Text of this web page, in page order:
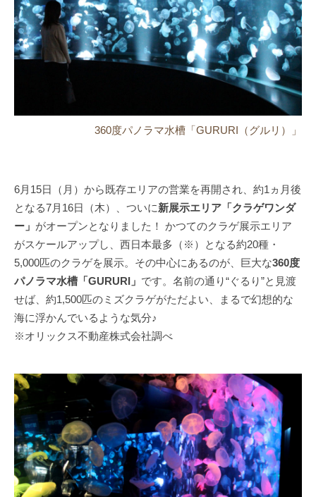
360度パノラマ水槽「GURURI（グルリ）」
6月15日（月）から既存エリアの営業を再開され、約1ヵ月後
となる7月16日（木）、ついに新展示エリア「クラゲワンダ
ー」 がオープンとなりました！ かつてのクラゲ展示エリア
がスケールアップし、西日本最多（※）となる約20種・
5,000匹のクラゲを展示。その中心にあるのが、巨大な360度
パノラマ水槽「GURURI」 です。名前の通り“ぐるり”と見渡
せば、約1,500匹のミズクラゲがただよい、まるで幻想的な
海に浮かんでいるような気分♪
※オリックス不動産株式会社調べ